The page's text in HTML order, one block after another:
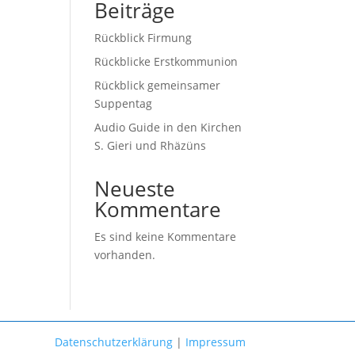
Beiträge
Rückblick Firmung
Rückblicke Erstkommunion
Rückblick gemeinsamer
Suppentag
Audio Guide in den Kirchen
S. Gieri und Rhäzüns
Neueste
Kommentare
Es sind keine Kommentare
vorhanden.
Datenschutzerklärung| Impressum